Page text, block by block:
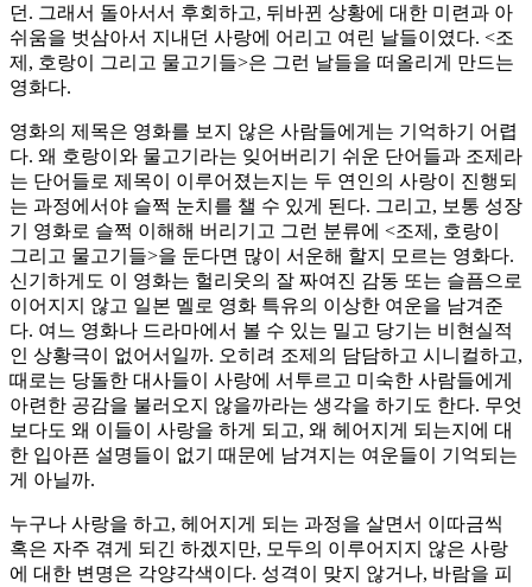
던. 그래서 돌아서서 후회하고, 뒤바뀐 상황에 대한 미련과 아
쉬움을 벗삼아서 지내던 사랑에 어리고 여린 날들이였다. <조
제, 호랑이 그리고 물고기들>은 그런 날들을 떠올리게 만드는
영화다.
영화의 제목은 영화를 보지 않은 사람들에게는 기억하기 어렵
다. 왜 호랑이와 물고기라는 잊어버리기 쉬운 단어들과 조제라
는 단어들로 제목이 이루어졌는지는 두 연인의 사랑이 진행되
는 과정에서야 슬쩍 눈치를 챌 수 있게 된다. 그리고, 보통 성장
기 영화로 슬쩍 이해해 버리기고 그런 분류에 <조제, 호랑이
그리고 물고기들>을 둔다면 많이 서운해 할지 모르는 영화다.
신기하게도 이 영화는 헐리웃의 잘 짜여진 감동 또는 슬픔으로
이어지지 않고 일본 멜로 영화 특유의 이상한 여운을 남겨준
다. 여느 영화나 드라마에서 볼 수 있는 밀고 당기는 비현실적
인 상황극이 없어서일까. 오히려 조제의 담담하고 시니컬하고,
때로는 당돌한 대사들이 사랑에 서투르고 미숙한 사람들에게
아련한 공감을 불러오지 않을까라는 생각을 하기도 한다. 무엇
보다도 왜 이들이 사랑을 하게 되고, 왜 헤어지게 되는지에 대
한 입아픈 설명들이 없기 때문에 남겨지는 여운들이 기억되는
게 아닐까.
누구나 사랑을 하고, 헤어지게 되는 과정을 살면서 이따금씩
혹은 자주 겪게 되긴 하겠지만, 모두의 이루어지지 않은 사랑
에 대한 변명은 각양각색이다. 성격이 맞지 않거나, 바람을 피